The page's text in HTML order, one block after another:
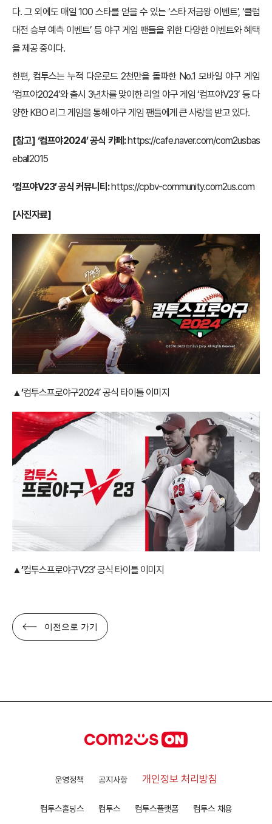
다. 그 외에도 매일 100 스타를 얻을 수 있는 ‘스타 저금왕 이벤트’, ‘클럽
대전 승부 예측 이벤트’ 등 야구 게임 팬들을 위한 다양한 이벤트와 혜택
을 제공 중이다.
한편, 컴투스는 누적 다운로드 2천만을 돌파한 No.1 모바일 야구 게임
‘컴프야2024’와 출시 3년차를 맞이한 리얼 야구 게임 ‘컴프야V23’ 등 다
양한 KBO 리그 게임을 통해 야구 게임 팬들에게 큰 사랑을 받고 있다.
[참고] ‘컴프야2024’ 공식 카페:https://cafe.naver.com/com2usbas
eball2015
‘컴프야V23’ 공식 커뮤니티:https://cpbv-community.com2us.com
[사진자료]
▲’컴투스프로야구2024’ 공식 타이틀 이미지
▲’컴투스프로야구V23’ 공식 타이틀 이미지
이전으로 가기
운영정책 공지사항 개인정보 처리방침
컴투스홀딩스 컴투스 컴투스플랫폼 컴투스 채용